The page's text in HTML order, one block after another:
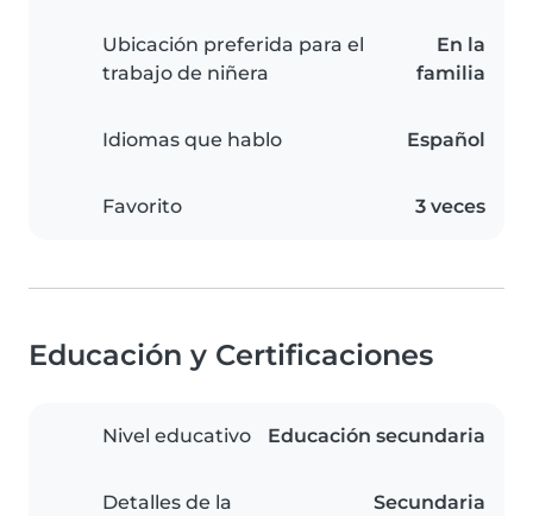
Ubicación preferida para el
trabajo de niñera
En la
familia
Idiomas que hablo Español
Favorito 3 veces
Educación y Certificaciones
Nivel educativo Educación secundaria
Detalles de la
Secundaria